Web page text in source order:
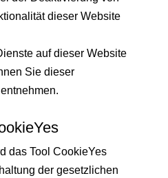
dieser Website
auf dieser Website
Sie dieser
das Tool CookieYes
der gesetzlichen